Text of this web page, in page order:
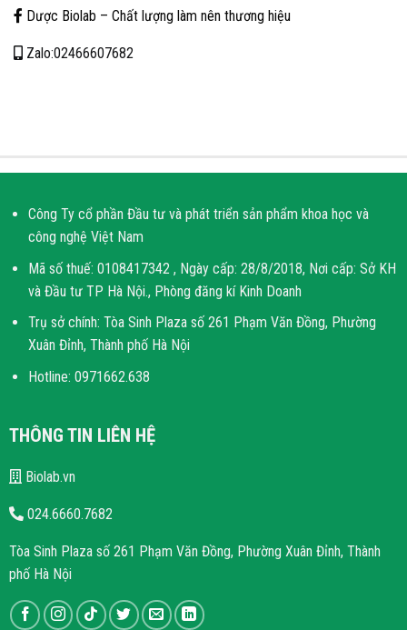
Dược Biolab – Chất lượng làm nên thương hiệu
Zalo:02466607682
Công Ty cổ phần Đầu tư và phát triển sản phẩm khoa học và
công nghệ Việt Nam
Mã số thuế: 0108417342 , Ngày cấp: 28/8/2018, Nơi cấp: Sở KH
và Đầu tư TP Hà Nội., Phòng đăng kí Kinh Doanh
Trụ sở chính: Tòa Sinh Plaza số 261 Phạm Văn Đồng, Phường
Xuân Đỉnh, Thành phố Hà Nội
Hotline: 0971662.638
THÔNG TIN LIÊN HỆ
Biolab.vn
024.6660.7682
Tòa Sinh Plaza số 261 Phạm Văn Đồng, Phường Xuân Đỉnh, Thành
phố Hà Nội